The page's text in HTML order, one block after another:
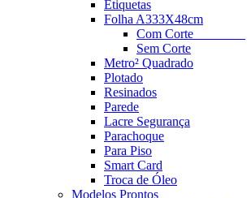
Etiquetas
Folha A333X48cm
Com Corte
Sem Corte
Metro² Quadrado
Plotado
Resinados
Parede
Lacre Segurança
Parachoque
Para Piso
Smart Card
Troca de Óleo
Modelos Prontos